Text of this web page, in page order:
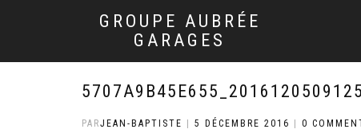
GROUPE AUBRÉE
GARAGES
PARJEAN-BAPTISTE 5 DÉCEMBRE 2016 0